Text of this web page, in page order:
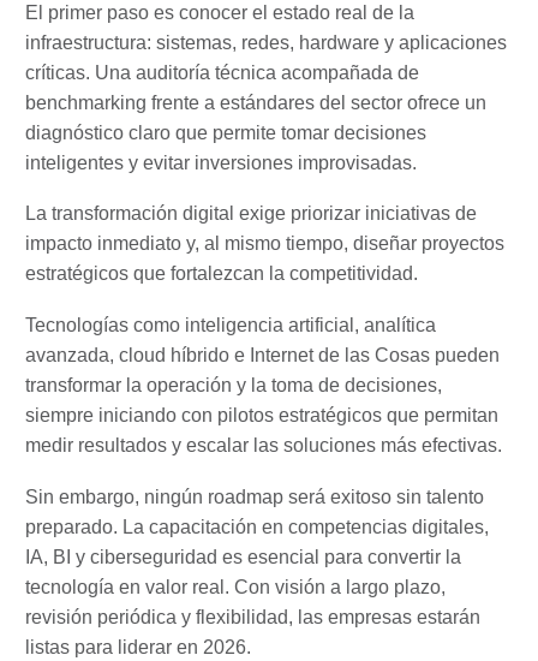
El primer paso es conocer el estado real de la
infraestructura: sistemas, redes, hardware y aplicaciones
críticas. Una auditoría técnica acompañada de
benchmarking frente a estándares del sector ofrece un
diagnóstico claro que permite tomar decisiones
inteligentes y evitar inversiones improvisadas.
La transformación digital exige priorizar iniciativas de
impacto inmediato y, al mismo tiempo, diseñar proyectos
estratégicos que fortalezcan la competitividad.
Tecnologías como inteligencia artificial, analítica
avanzada, cloud híbrido e Internet de las Cosas pueden
transformar la operación y la toma de decisiones,
siempre iniciando con pilotos estratégicos que permitan
medir resultados y escalar las soluciones más efectivas.
Sin embargo, ningún roadmap será exitoso sin talento
preparado. La capacitación en competencias digitales,
IA, BI y ciberseguridad es esencial para convertir la
tecnología en valor real. Con visión a largo plazo,
revisión periódica y flexibilidad, las empresas estarán
listas para liderar en 2026.